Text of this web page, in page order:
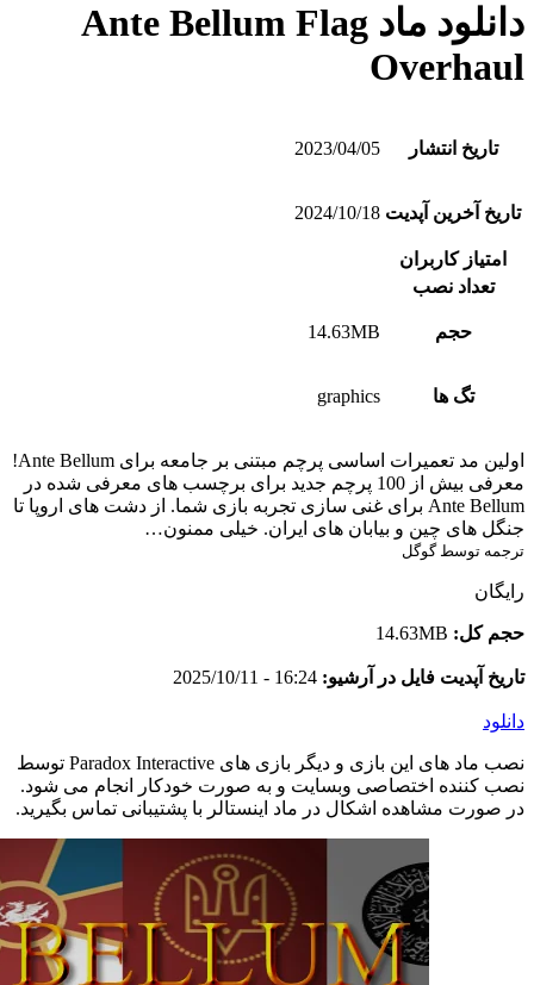
دانلود ماد Ante Bellum Flag
Overhaul
تاریخ انتشار 2023/04/05
تاریخ آخرین آپدیت 2024/10/18
امتیاز کاربران
تعداد نصب
حجم 14.63MB
تگ ها graphics
اولین مد تعمیرات اساسی پرچم مبتنی بر جامعه برای Ante Bellum!
معرفی بیش از 100 پرچم جدید برای برچسب های معرفی شده در
Ante Bellum برای غنی سازی تجربه بازی شما. از دشت های اروپا تا
جنگل های چین و بیابان های ایران. خیلی ممنون…
ترجمه توسط گوگل
رایگان
حجم کل: 14.63MB
تاریخ آپدیت فایل در آرشیو: 16:24 - 2025/10/11
دانلود
نصب ماد های این بازی و دیگر بازی های Paradox Interactive توسط
نصب کننده اختصاصی وبسایت و به صورت خودکار انجام می شود.
در صورت مشاهده اشکال در ماد اینستالر با پشتیبانی تماس بگیرید.